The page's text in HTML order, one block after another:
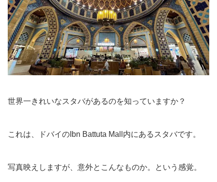
世界一きれいなスタバがあるのを知っていますか？
これは、ドバイのIbn Battuta Mall内にあるスタバです。
写真映えしますが、意外とこんなものか。という感覚。